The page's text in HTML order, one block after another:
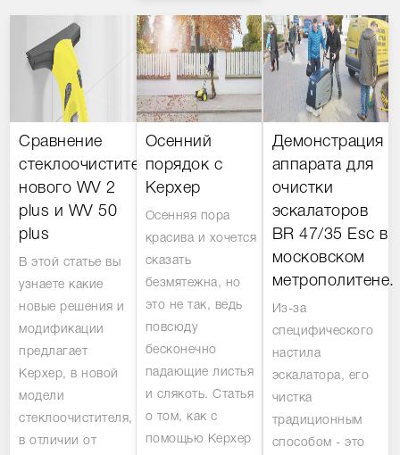
Сравнение
стеклоочистителей:
нового WV 2
plus и WV 50
plus
В этой статье вы
узнаете какие
новые решения и
модификации
предлагает
Керхер, в новой
модели
стеклоочистителя,
в отличии от
Осенний
порядок с
Керхер
Осенняя пора
красива и хочется
сказать
безмятежна, но
это не так, ведь
повсюду
бесконечно
падающие листья
и слякоть. Статья
о том, как с
помощью Керхер
Демонстрация
аппарата для
очистки
эскалаторов
BR 47/35 Esc в
московском
метрополитене.
Из-за
специфического
настила
эскалатора, его
чистка
традиционным
способом - это